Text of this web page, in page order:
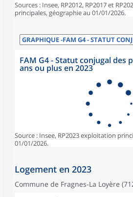
Sources : Insee, RP2012, RP2017 et
principales, géographie au 01/01/2026.
FAM G4 - Statut conjugal des
ans ou plus en 2023
Source : Insee, RP2023 exploitation
01/01/2026.
Logement en 2023
Commune de Fragnes-La Loyère